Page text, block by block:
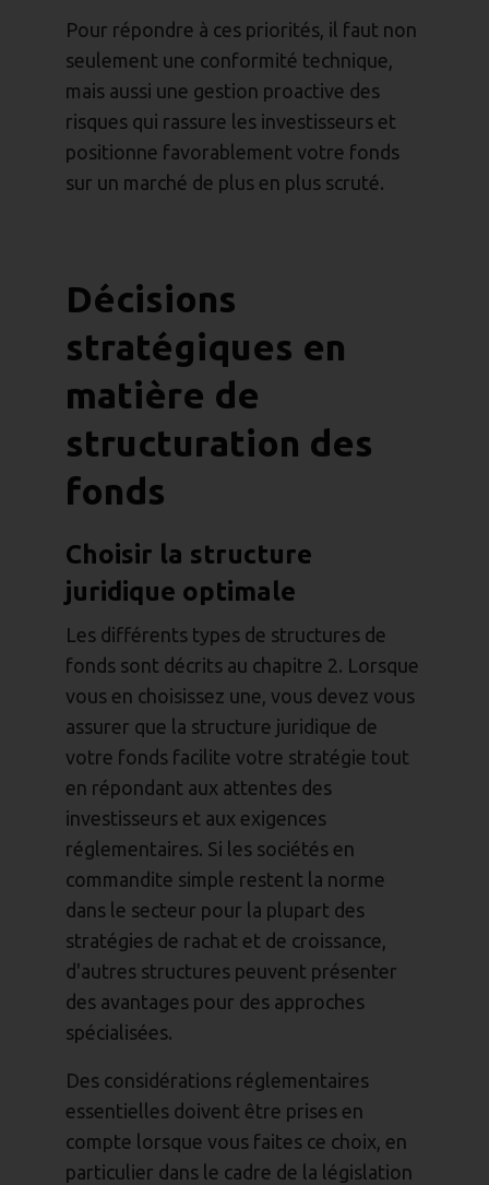
Pour répondre à ces priorités, il faut non
seulement une conformité technique,
mais aussi une gestion proactive des
risques qui rassure les investisseurs et
positionne favorablement votre fonds
sur un marché de plus en plus scruté.
Décisions
stratégiques en
matière de
structuration des
fonds
Choisir la structure
juridique optimale
Les différents types de structures de
fonds sont décrits au chapitre 2. Lorsque
vous en choisissez une, vous devez vous
assurer que la structure juridique de
votre fonds facilite votre stratégie tout
en répondant aux attentes des
investisseurs et aux exigences
réglementaires. Si les sociétés en
commandite simple restent la norme
dans le secteur pour la plupart des
stratégies de rachat et de croissance,
d'autres structures peuvent présenter
des avantages pour des approches
spécialisées.
Des considérations réglementaires
essentielles doivent être prises en
compte lorsque vous faites ce choix, en
particulier dans le cadre de la législation